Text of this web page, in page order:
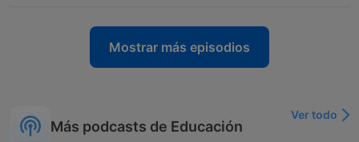
Mostrar más episodios
Más podcasts de Educación
Ver todo